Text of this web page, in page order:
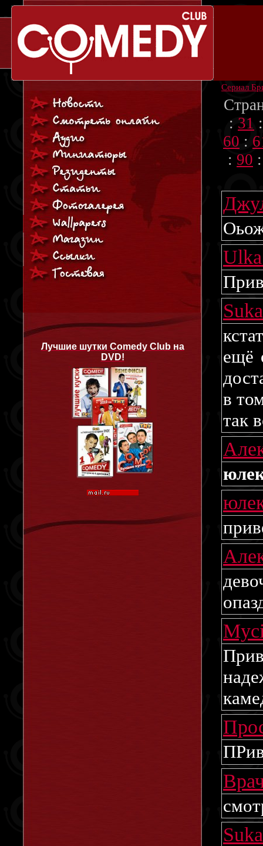
Лучшие шутки Comedy Club на
DVD!
Сериал
: 31
60 :
: 90
ещё
в
так